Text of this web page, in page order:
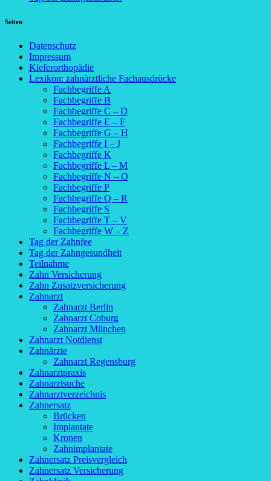
Seiten
Datenschutz
Impressum
Kieferorthopädie
Lexikon: zahnärztliche Fachausdrücke
Fachbegriffe A
Fachbegriffe B
Fachbegriffe C – D
Fachbegriffe E – F
Fachbegriffe G – H
Fachbegriffe I – J
Fachbegriffe K
Fachbegriffe L – M
Fachbegriffe N – O
Fachbegriffe P
Fachbegriffe Q – R
Fachbegriffe S
Fachbegriffe T – V
Fachbegriffe W – Z
Tag der Zahnfee
Tag der Zahngesundheit
Teilnahme
Zahn Versicherung
Zahn Zusatzversicherung
Zahnarzt
Zahnarzt Berlin
Zahnarzt Coburg
Zahnarzt München
Zahnarzt Notdienst
Zahnärzte
Zahnarzt Regensburg
Zahnarztpraxis
Zahnarztsuche
Zahnarztverzeichnis
Zahnersatz
Brücken
Implantate
Kronen
Zahnimplantate
Zahnersatz Preisvergleich
Zahnersatz Versicherung